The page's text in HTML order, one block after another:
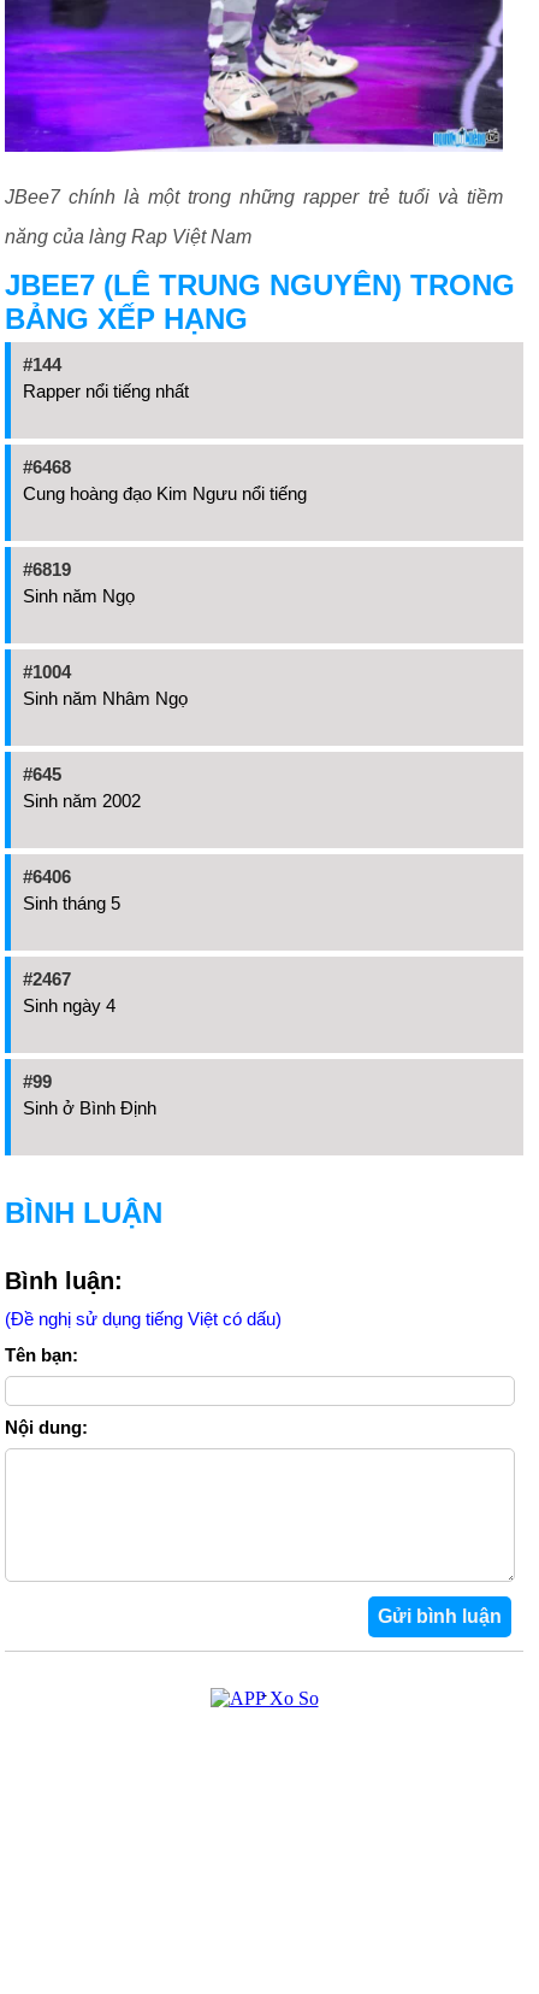
JBee7 chính là một trong những rapper trẻ tuổi và tiềm
năng của làng Rap Việt Nam
JBEE7 (LÊ TRUNG NGUYÊN) TRONG
BẢNG XẾP HẠNG
#144
Rapper nổi tiếng nhất
#6468
Cung hoàng đạo Kim Ngưu nổi tiếng
#6819
Sinh năm Ngọ
#1004
Sinh năm Nhâm Ngọ
#645
Sinh năm 2002
#6406
Sinh tháng 5
#2467
Sinh ngày 4
#99
Sinh ở Bình Định
BÌNH LUẬN
Bình luận:
(Đề nghị sử dụng tiếng Việt có dấu)
Tên bạn:
Nội dung: